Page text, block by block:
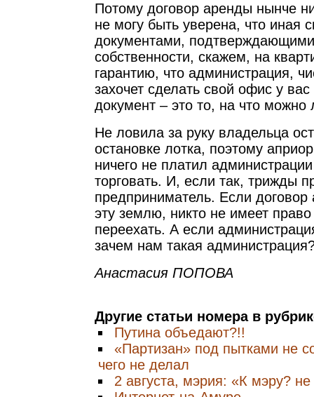
Потому договор аренды нынче
не могу быть уверена, что иная
документами,
собственности, скажем, на
гарантию, что администрация,
захочет сделать свой офис у
документ – это то, на что можно
Не ловила за руку владельца
остановке лотка, поэтому
ничего не платил
торговать. И, если так, трижды
предприниматель. Если
эту землю, никто не имеет право
переехать. А если
зачем нам такая
Анастасия ПОПОВА
Другие статьи номера в
Путина объедают?!!
«Партизан» под пытками не
чего не делал
2 августа, мэрия: «К мэру?